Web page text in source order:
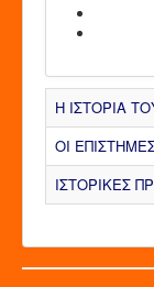
Η ΙΣΤΟΡΙΑ
ΟΙ
ΙΣΤΟΡΙΚΕΣ